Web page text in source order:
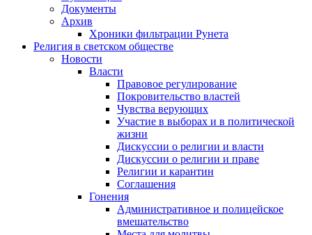
Документы
Архив
Хроники фильтрации Рунета
Религия в светском обществе
Новости
Власти
Правовое регулирование
Покровительство властей
Чувства верующих
Участие в выборах и в политической
жизни
Дискуссии о религии и власти
Дискуссии о религии и праве
Религии и карантин
Соглашения
Гонения
Административное и полицейское
вмешательство